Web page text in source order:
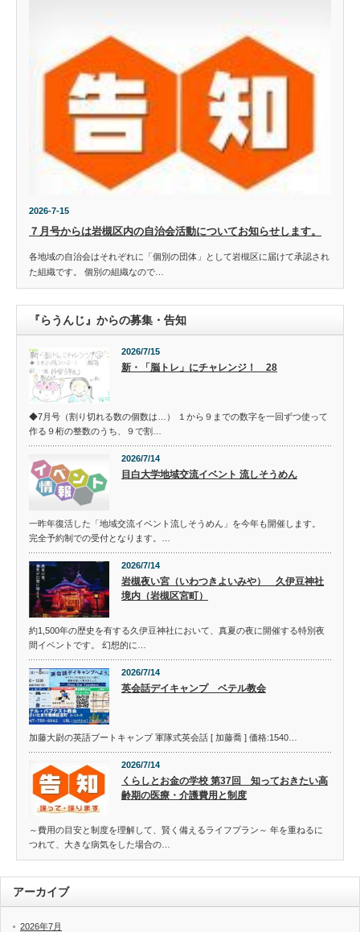
2026-7-15
７月号からは岩槻区内の自治会活動についてお知らせします。
各地域の自治会はそれぞれに「個別の団体」として岩槻区に届けて承認され
た組織です。 個別の組織なので…
『らうんじ』からの募集・告知
2026/7/15
新・「脳トレ」にチャレンジ！ 28
◆7月号（割り切れる数の個数は…） １から９までの数字を一回ずつ使って
作る９桁の整数のうち、９で割…
2026/7/14
目白大学地域交流イベント 流しそうめん
一昨年復活した「地域交流イベント流しそうめん」を今年も開催します。
完全予約制での受付となります。…
2026/7/14
岩槻夜い宮（いわつきよいみや） 久伊豆神社
境内（岩槻区宮町）
約1,500年の歴史を有する久伊豆神社において、真夏の夜に開催する特別夜
間イベントです。 幻想的に…
2026/7/14
英会話デイキャンプ ベテル教会
加藤大尉の英語ブートキャンプ 軍隊式英会話 [ 加藤喬 ] 価格:1540…
2026/7/14
くらしとお金の学校 第37回 知っておきたい高
齢期の医療・介護費用と制度
～費用の目安と制度を理解して、賢く備えるライフプラン～ 年を重ねるに
つれて、大きな病気をした場合の…
アーカイブ
2026年7月